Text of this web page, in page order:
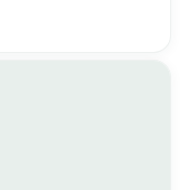
という四本の整然